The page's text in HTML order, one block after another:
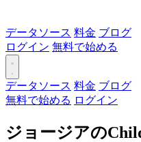
データソース 料金 ブログ
ログイン 無料で始める
データソース 料金 ブログ
無料で始める ログイン
ジョージアの